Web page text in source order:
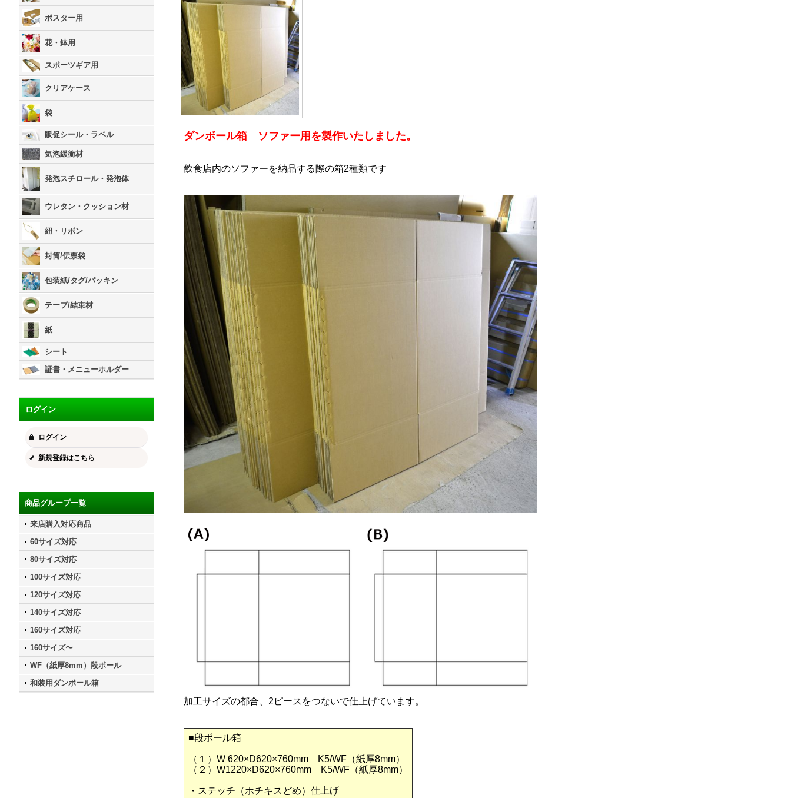
ポスター用
花・鉢用
スポーツギア用
クリアケース
袋
販促シール・ラベル
気泡緩衝材
発泡スチロール・発泡体
ウレタン・クッション材
紐・リボン
封筒/伝票袋
包装紙/タグ/パッキン
テープ/結束材
紙
シート
証書・メニューホルダー
ログイン
ログイン
新規登録はこちら
商品グループ一覧
来店購入対応商品
60サイズ対応
80サイズ対応
100サイズ対応
120サイズ対応
140サイズ対応
160サイズ対応
160サイズ〜
WF（紙厚8mm）段ボール
和装用ダンボール箱
ダンボール箱 ソファー用を製作いたしました。
飲食店内のソファーを納品する際の箱2種類です
加工サイズの都合、2ピースをつないで仕上げています。
■段ボール箱
（１）W 620×D620×760mm K5/WF（紙厚8mm）
（２）W1220×D620×760mm K5/WF（紙厚8mm）
・ステッチ（ホチキスどめ）仕上げ